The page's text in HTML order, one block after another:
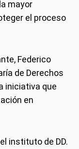
mayor
el proceso
Federico
de Derechos
iniciativa que
en
instituto de DD.